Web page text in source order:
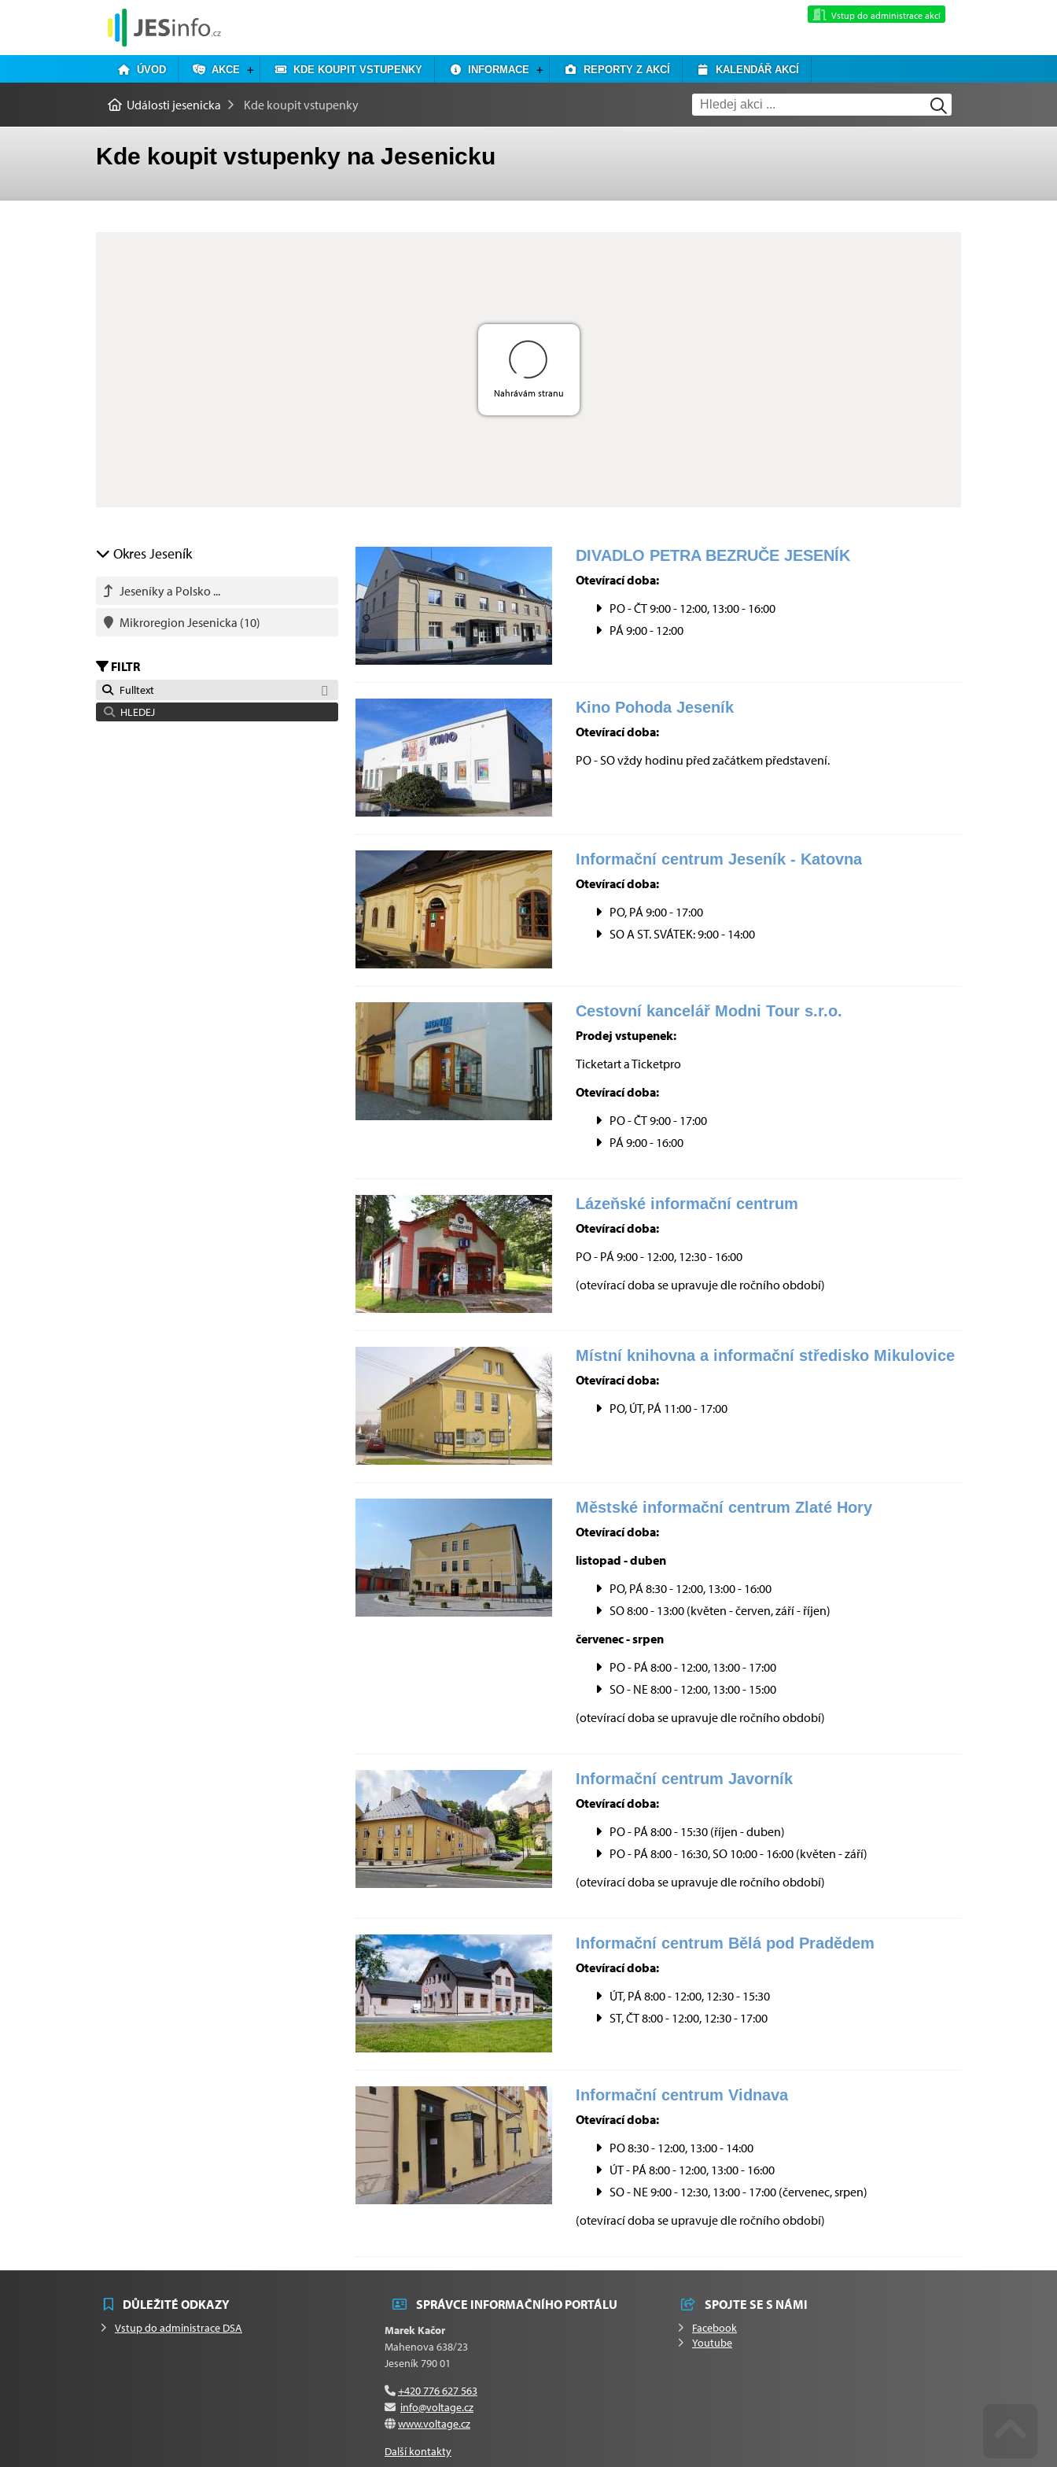
Vstup do administrace akcí
ÚVOD AKCE KDE KOUPIT VSTUPENKY INFORMACE REPORTY Z AKCÍ KALENDÁŘ AKCÍ
Události jesenicka Kde koupit vstupenky
Kde koupit vstupenky na Jesenicku
Nahrávám stranu
Okres Jeseník
Jeseníky a Polsko ...
Mikroregion Jesenicka (10)
FILTR
Fulltext
HLEDEJ
DIVADLO PETRA BEZRUČE JESENÍK
Otevírací doba:
PO - ČT 9:00 - 12:00, 13:00 - 16:00
PÁ 9:00 - 12:00
Kino Pohoda Jeseník
Otevírací doba:
PO - SO vždy hodinu před začátkem představení.
Informační centrum Jeseník - Katovna
Otevírací doba:
PO, PÁ 9:00 - 17:00
SO A ST. SVÁTEK: 9:00 - 14:00
Cestovní kancelář Modni Tour s.r.o.
Prodej vstupenek:
Ticketart a Ticketpro
Otevírací doba:
PO - ČT 9:00 - 17:00
PÁ 9:00 - 16:00
Lázeňské informační centrum
Otevírací doba:
PO - PÁ 9:00 - 12:00, 12:30 - 16:00
(otevírací doba se upravuje dle ročního období)
Místní knihovna a informační středisko Mikulovice
Otevírací doba:
PO, ÚT, PÁ 11:00 - 17:00
Městské informační centrum Zlaté Hory
Otevírací doba:
listopad - duben
PO, PÁ 8:30 - 12:00, 13:00 - 16:00
SO 8:00 - 13:00 (květen - červen, září - říjen)
červenec - srpen
PO - PÁ 8:00 - 12:00, 13:00 - 17:00
SO - NE 8:00 - 12:00, 13:00 - 15:00
(otevírací doba se upravuje dle ročního období)
Informační centrum Javorník
Otevírací doba:
PO - PÁ 8:00 - 15:30 (říjen - duben)
PO - PÁ 8:00 - 16:30, SO 10:00 - 16:00 (květen - září)
(otevírací doba se upravuje dle ročního období)
Informační centrum Bělá pod Pradědem
Otevírací doba:
ÚT, PÁ 8:00 - 12:00, 12:30 - 15:30
ST, ČT 8:00 - 12:00, 12:30 - 17:00
Informační centrum Vidnava
Otevírací doba:
PO 8:30 - 12:00, 13:00 - 14:00
ÚT - PÁ 8:00 - 12:00, 13:00 - 16:00
SO - NE 9:00 - 12:30, 13:00 - 17:00 (červenec, srpen)
(otevírací doba se upravuje dle ročního období)
DŮLEŽITÉ ODKAZY
Vstup do administrace DSA
SPRÁVCE INFORMAČNÍHO PORTÁLU
Marek Kačor
Mahenova 638/23
Jeseník 790 01
+420 776 627 563
info@voltage.cz
www.voltage.cz
Další kontakty
SPOJTE SE S NÁMI
Facebook
Youtube